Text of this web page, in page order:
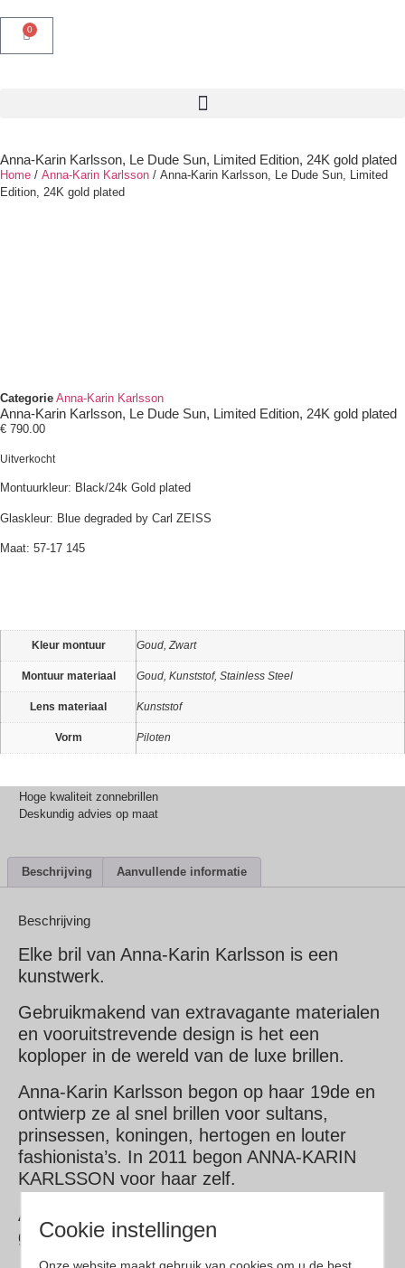
0
Anna-Karin Karlsson, Le Dude Sun, Limited Edition, 24K gold plated
Home / Anna-Karin Karlsson / Anna-Karin Karlsson, Le Dude Sun, Limited
Edition, 24K gold plated
Categorie Anna-Karin Karlsson
Anna-Karin Karlsson, Le Dude Sun, Limited Edition, 24K gold plated
€ 790.00
Uitverkocht
Montuurkleur: Black/24k Gold plated
Glaskleur: Blue degraded by Carl ZEISS
Maat: 57-17 145
Kleur montuur Goud, Zwart
Montuur materiaal Goud, Kunststof, Stainless Steel
Lens materiaal Kunststof
Vorm Piloten
Hoge kwaliteit zonnebrillen
Deskundig advies op maat
Beschrijving Aanvullende informatie
Beschrijving
Elke bril van Anna-Karin Karlsson is een
kunstwerk.
Gebruikmakend van extravagante materialen
en vooruitstrevende design is het een
koploper in de wereld van de luxe brillen.
Anna-Karin Karlsson begon op haar 19de en
ontwierp ze al snel brillen voor sultans,
prinsessen, koningen, hertogen en louter
fashionista’s. In 2011 begon ANNA-KARIN
KARLSSON voor haar zelf.
Anna-Karin Karlsson maakt gebruik van
glazen van Carl ZEISS.
Cookie instellingen
Onze website maakt gebruik van cookies om u de best